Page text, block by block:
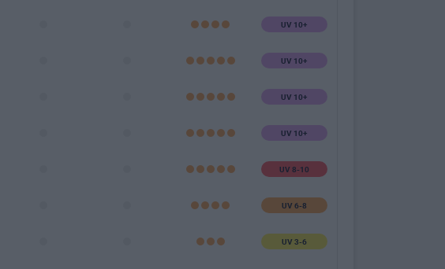
UV 10+
UV 10+
UV 10+
UV 10+
UV 8-10
UV 6-8
UV 3-6